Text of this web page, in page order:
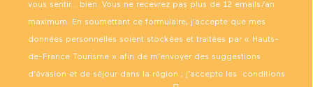
vous sentir… bien. Vous ne recevrez pas plus de 12 emails/an
maximum. En soumettant ce formulaire, j’accepte que mes
données personnelles soient stockées et traitées par « Hauts-
de-France Tourisme » afin de m’envoyer des suggestions
d’évasion et de séjour dans la région ; j’accepte les conditions